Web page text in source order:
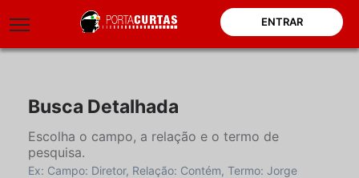
ENTRAR
Busca Detalhada
Escolha o campo, a relação e o termo de
pesquisa.
Ex: Campo: Diretor, Relação: Contém, Termo: Jorge